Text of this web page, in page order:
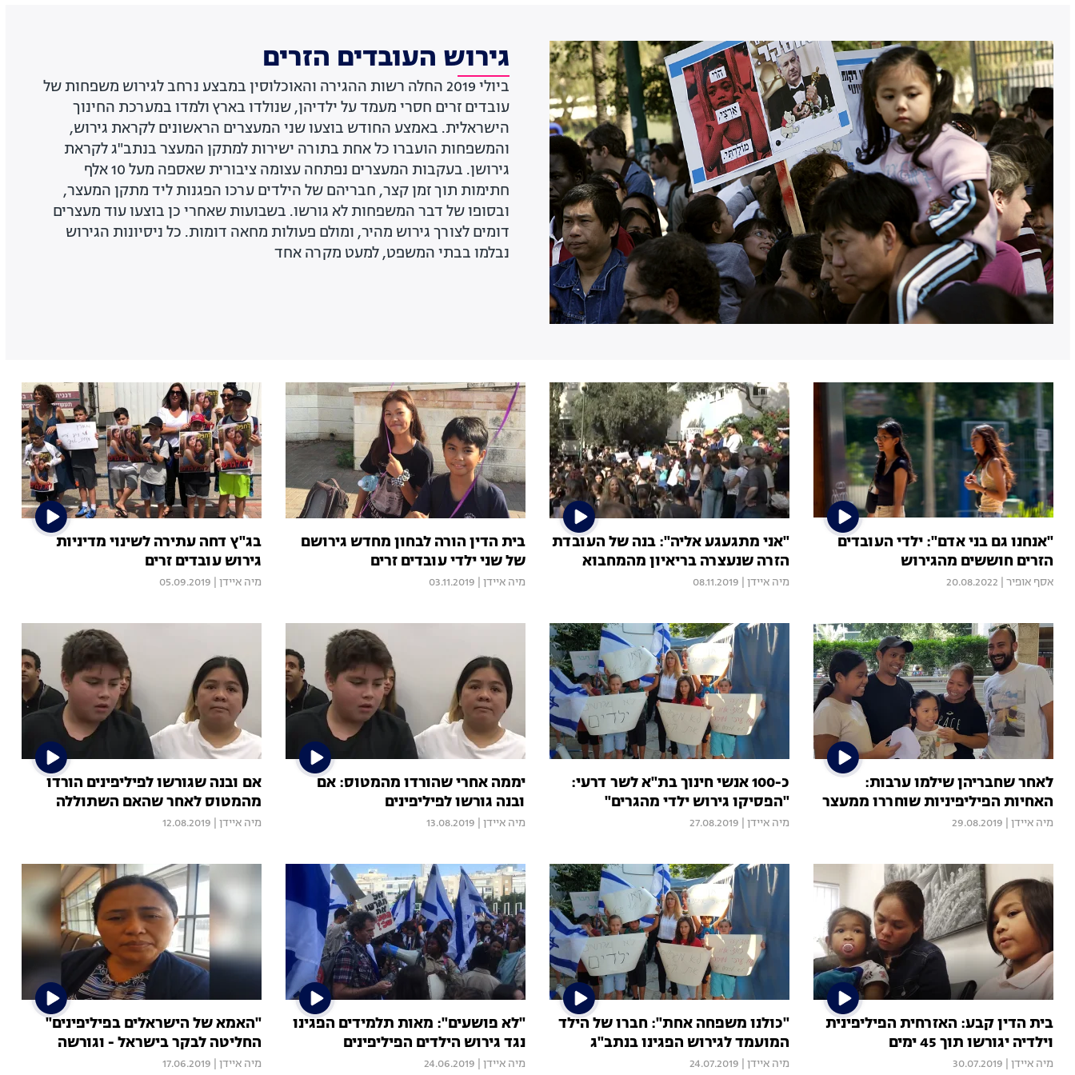
גירוש העובדים הזרים
ביולי 2019 החלה רשות ההגירה והאוכלוסין במבצע נרחב לגירוש משפחות של
עובדים זרים חסרי מעמד על ילדיהן, שנולדו בארץ ולמדו במערכת החינוך
הישראלית. באמצע החודש בוצעו שני המעצרים הראשונים לקראת גירוש,
והמשפחות הועברו כל אחת בתורה ישירות למתקן המעצר בנתב"ג לקראת
גירושן. בעקבות המעצרים נפתחה עצומה ציבורית שאספה מעל 10 אלף
חתימות תוך זמן קצר, חבריהם של הילדים ערכו הפגנות ליד מתקן המעצר,
ובסופו של דבר המשפחות לא גורשו. בשבועות שאחרי כן בוצעו עוד מעצרים
דומים לצורך גירוש מהיר, ומולם פעולות מחאה דומות. כל ניסיונות הגירוש
נבלמו בבתי המשפט, למעט מקרה אחד
"אנחנו גם בני אדם": ילדי העובדים
הזרים חוששים מהגירוש
אסף אופיר 20.08.2022
"אני מתגעגע אליה": בנה של העובדת
הזרה שנעצרה בריאיון מהמחבוא
מיה איידן 08.11.2019
בית הדין הורה לבחון מחדש גירושם
של שני ילדי עובדים זרים
מיה איידן 03.11.2019
בג"ץ דחה עתירה לשינוי מדיניות
גירוש עובדים זרים
מיה איידן 05.09.2019
לאחר שחבריהן שילמו ערבות:
האחיות הפיליפיניות שוחררו ממעצר
מיה איידן 29.08.2019
כ-100 אנשי חינוך בת"א לשר דרעי:
"הפסיקו גירוש ילדי מהגרים"
מיה איידן 27.08.2019
יממה אחרי שהורדו מהמטוס: אם
ובנה גורשו לפיליפינים
מיה איידן 13.08.2019
אם ובנה שגורשו לפיליפינים הורדו
מהמטוס לאחר שהאם השתוללה
מיה איידן 12.08.2019
בית הדין קבע: האזרחית הפיליפינית
וילדיה יגורשו תוך 45 ימים
מיה איידן 30.07.2019
"כולנו משפחה אחת": חברו של הילד
המועמד לגירוש הפגינו בנתב"ג
מיה איידן 24.07.2019
"לא פושעים": מאות תלמידים הפגינו
נגד גירוש הילדים הפיליפינים
מיה איידן 24.06.2019
"האמא של הישראלים בפיליפינים"
החליטה לבקר בישראל - וגורשה
מיה איידן 17.06.2019